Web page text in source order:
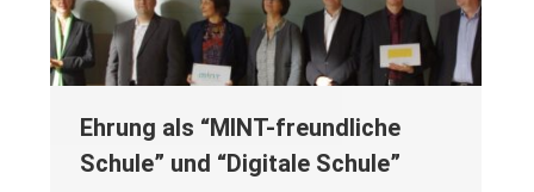
Ehrung als “MINT-freund­li­che
Schu­le” und “Digi­ta­le Schu­le”